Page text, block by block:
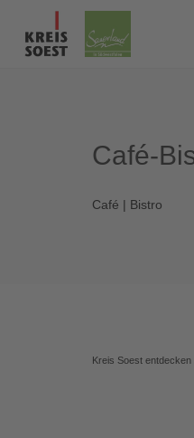
Café-
Café | Bistro
Kreis Soest entdecken